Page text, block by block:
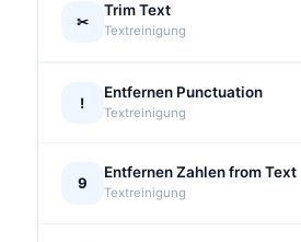
✂
Trim Text
Textreinigung
!
Entfernen Punctuation
Textreinigung
9
Entfernen Zahlen from Text
Textreinigung